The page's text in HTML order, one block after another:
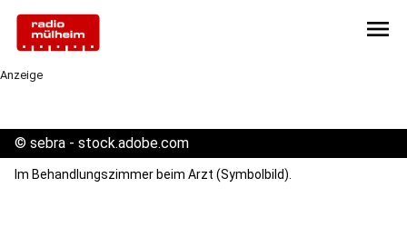
menu
Anzeige
© sebra - stock.adobe.com
Im Behandlungszimmer beim Arzt (Symbolbild).